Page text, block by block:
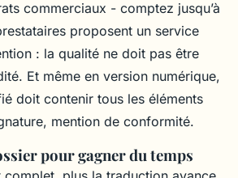
commerciaux - comptez jusqu’à
proposent un service
: la qualité ne doit pas être
Et même en version numérique,
doit contenir tous les éléments
mention de conformité.
pour gagner du temps